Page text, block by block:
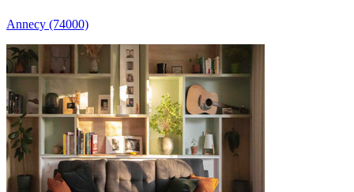
Annecy (74000)